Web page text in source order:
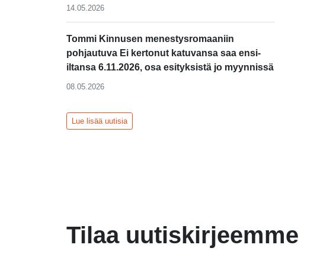
14.05.2026
Tommi Kinnusen menestysromaaniin
pohjautuva Ei kertonut katuvansa saa ensi-
iltansa 6.11.2026, osa esityksistä jo myynnissä
08.05.2026
Lue lisää uutisia
Tilaa uutiskirjeemme